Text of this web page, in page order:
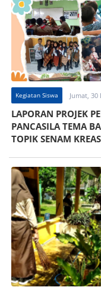
Kegiatan Siswa Jumat, 30
LAPORAN PROJEK
PANCASILA TEMA
TOPIK SENAM